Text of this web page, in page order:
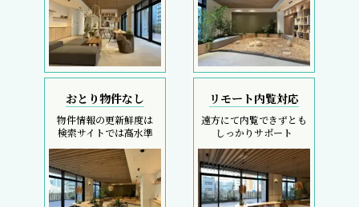
採寸サービス
申込後は当社スタッフが
お部屋を採寸致します
スマホで完結
内覧現地待ち合わせ
SMS・LINEで対応